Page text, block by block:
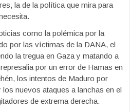
la de la política que mira para
como la polémica por la
por las víctimas de la DANA, el
la tregua en Gaza y matando a
por un error de Hamas en
los intentos de Maduro por
nuevos ataques a lanchas en el
de extrema derecha.